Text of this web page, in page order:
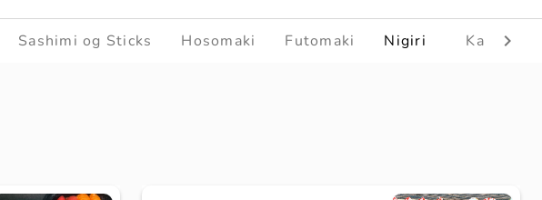
Sashimi og Sticks Hosomaki Futomaki Nigiri